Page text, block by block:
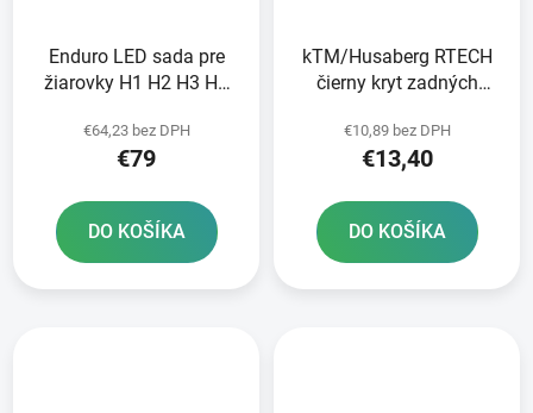
Enduro LED sada pre
žiarovky H1 H2 H3 H4
RTECH
€64,23 bez DPH
€79
DO KOŠÍKA
kTM/Husaberg RTECH
čierny kryt zadných
€10,89 bez DPH
€13,40
DO KOŠÍKA